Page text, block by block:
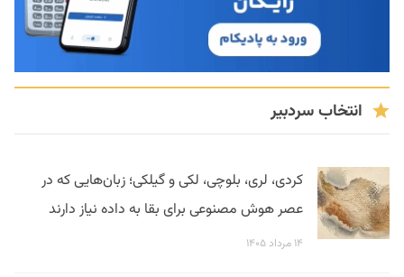
انتخاب سردبیر
کردی، لری، بلوچی، لکی و گیلکی؛ زبان‌هایی که در
عصر هوش مصنوعی برای بقا به داده نیاز دارند
۱۴ مرداد ۱۴۰۵